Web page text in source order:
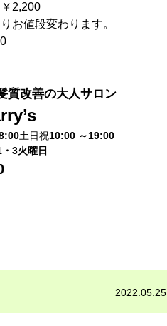
2,200
値段変わります。
質改善の大人サロン
土日祝10:00 ～19:00
3火曜日
2022.05.25